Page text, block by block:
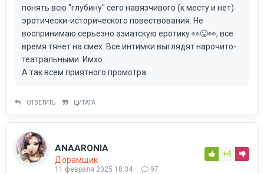
понять всю "глубину" сего навязчивого (к месту и нет)
эротически-исторического повествования. Не
воспринимаю серьезно азиатскую еротику 👀😜👀, все
время тянет на смех. Все интимки выглядят нарочито-
театральными. Имхо.
А так всем приятного промотра.
ОТВЕТИТЬ ЦИТАТА
ANAARONIA
Дорамщик
11 февраля 2025 18:34 97
+4